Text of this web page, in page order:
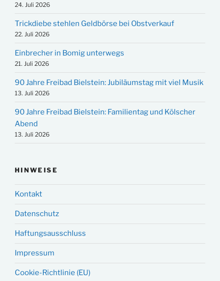
24. Juli 2026
Trickdiebe stehlen Geldbörse bei Obstverkauf
22. Juli 2026
Einbrecher in Bomig unterwegs
21. Juli 2026
90 Jahre Freibad Bielstein: Jubiläumstag mit viel Musik
13. Juli 2026
90 Jahre Freibad Bielstein: Familientag und Kölscher
Abend
13. Juli 2026
HINWEISE
Kontakt
Datenschutz
Haftungsausschluss
Impressum
Cookie-Richtlinie (EU)